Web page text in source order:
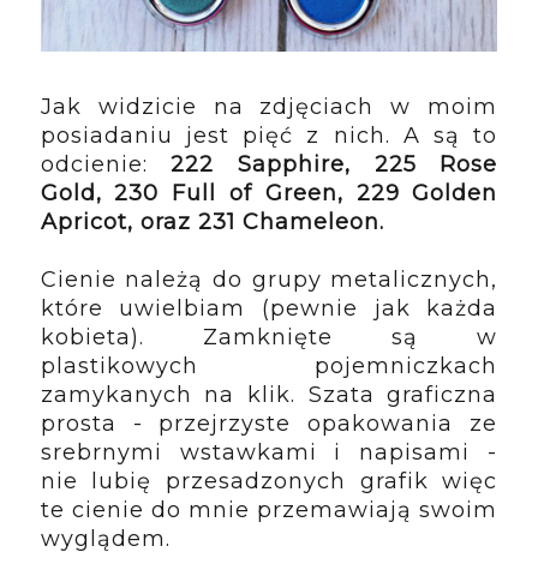
Jak widzicie na zdjęciach w moim
posiadaniu jest pięć z nich. A są to
odcienie: 222 Sapphire, 225 Rose
Gold, 230 Full of Green, 229 Golden
Apricot, oraz 231 Chameleon.
Cienie należą do grupy metalicznych,
które uwielbiam (pewnie jak każda
kobieta). Zamknięte są w
plastikowych pojemniczkach
zamykanych na klik. Szata graficzna
prosta - przejrzyste opakowania ze
srebrnymi wstawkami i napisami -
nie lubię przesadzonych grafik więc
te cienie do mnie przemawiają swoim
wyglądem.